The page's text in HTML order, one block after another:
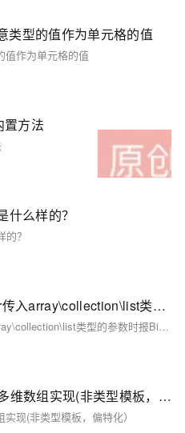
类型的值作为单元格的值
值作为单元格的值
置方法
么样的？
？
MyBatis【问题 01】mapper传入array\collection\list类型的参数时报BindingException:Parameter ‘xx‘ not found问题复现及解决
MyBatis【问题 01】mapper传入array\collection\list类型的参数时报BindingException:Parameter ‘xx‘ not found问题复现及解决
读boost::multi_array有感，多维数组实现(非类型模板，偏特化）
现(非类型模板，偏特化）